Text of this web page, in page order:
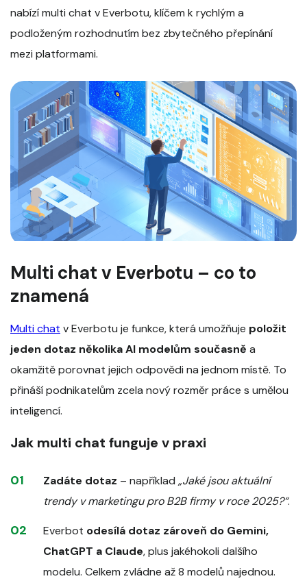
nabízí multi chat v Everbotu, klíčem k rychlým a
podloženým rozhodnutím bez zbytečného přepínání
mezi platformami.
Multi chat v Everbotu – co to
znamená
Multi chat v Everbotu je funkce, která umožňuje položit
jeden dotaz několika AI modelům současně a
okamžitě porovnat jejich odpovědi na jednom místě. To
přináší podnikatelům zcela nový rozměr práce s umělou
inteligencí.
Jak multi chat funguje v praxi
Zadáte dotaz – například „Jaké jsou aktuální
trendy v marketingu pro B2B firmy v roce 2025?“.
Everbot odesílá dotaz zároveň do Gemini,
ChatGPT a Claude, plus jakéhokoli dalšího
modelu. Celkem zvládne až 8 modelů najednou.